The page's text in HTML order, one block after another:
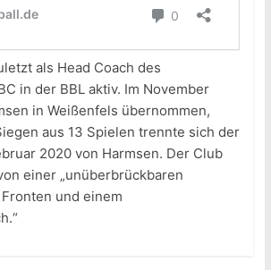
als Head Coach des
in der BBL aktiv. Im November
in Weißenfels übernommen,
aus 13 Spielen trennte sich der
2020 von Harmsen. Der Club
einer „unüberbrückbaren
und einem